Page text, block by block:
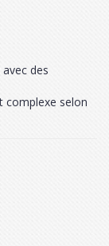
des
complexe selon